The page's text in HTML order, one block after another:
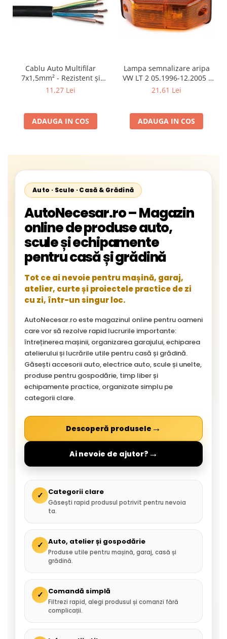
Cablu Auto Multifilar
7x1,5mm² - Rezistent și
Flexibil pentru Remorci 12V-
11,27 Lei
ADAUGA IN COS
Lampa semnalizare aripa
VW LT 2 05.1996-12.2005 ;
Mercedes Sprinter 1995-
Neoplan Euroliner,
Starliner,Centroliner,
21,61 Lei
ADAUGA IN COS
Auto · Scule · Casă & Grădină
AutoNecesar.ro – Magazin
online de produse auto,
scule și echipamente
pentru casă și grădină
Tot ce ai nevoie pentru mașină, garaj,
atelier, curte și proiectele practice de zi
cu zi, într-un singur loc.
AutoNecesar.ro este magazinul online pentru oameni
care vor să rezolve rapid lucrurile importante:
întreținerea mașinii, organizarea garajului, echiparea
atelierului și lucrările utile pentru casă și grădină.
Găsești accesorii auto, electrice auto, scule și unelte,
produse pentru gospodărie, timp liber și
echipamente practice, organizate simplu pe
categorii clare.
Descoperă produsele →
Ai nevoie de ajutor? →
✓ Categorii clare
Găsești rapid produsul potrivit pentru nevoia
ta.
✓ Auto, atelier și gospodărie
Produse utile pentru mașină, garaj, casă și
grădină.
✓ Comandă simplă
Filtrezi rapid, alegi produsul și comanzi fără
complicații.